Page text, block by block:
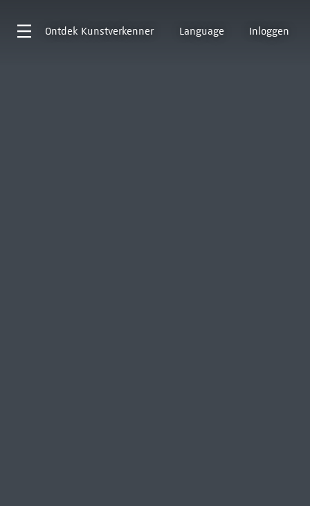
Ontdek Kunstverkenner Language Inloggen